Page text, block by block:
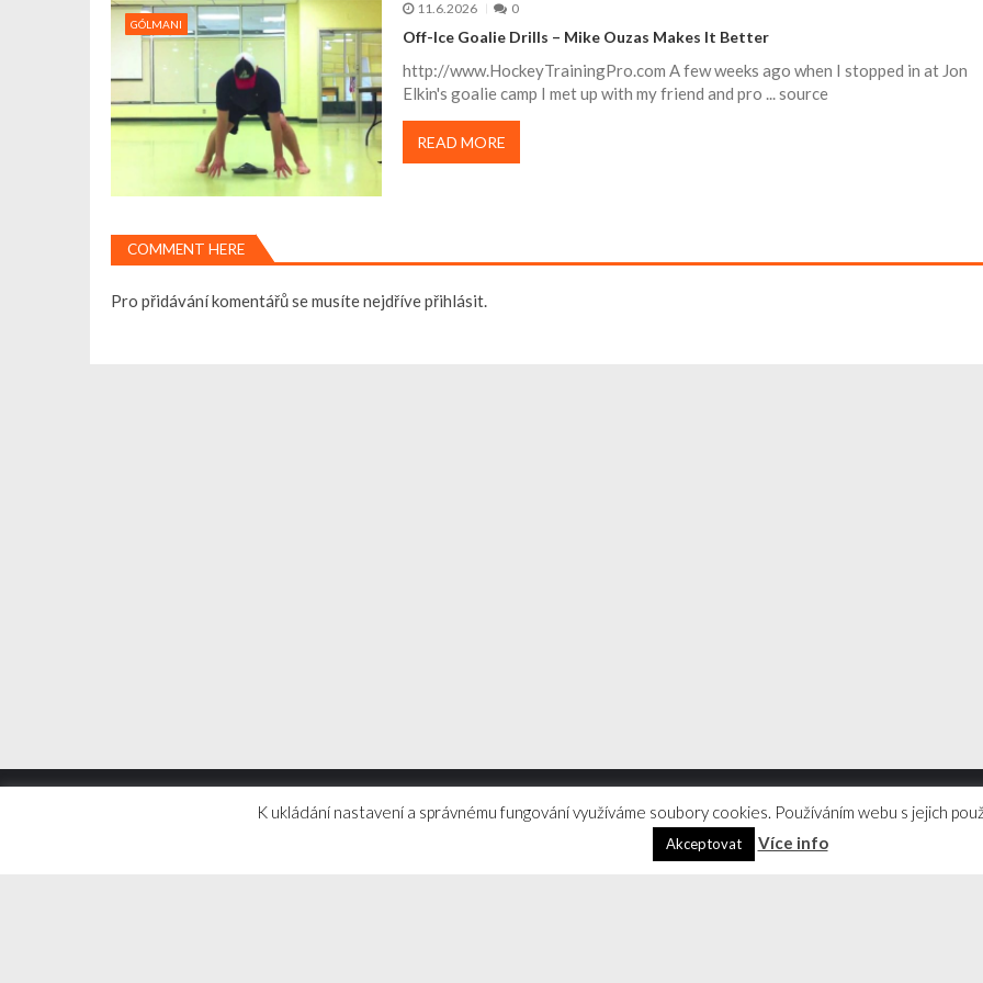
s
ě
GÓLMANI
11.6.2026 0
Off-Ice Goalie Drills – Mike Ouzas Makes It Better
http://www.HockeyTrainingPro.com A few weeks ago when I stopped in at Jon
Elkin's goalie camp I met up with my friend and pro ... source
READ MORE
COMMENT HERE
Pro přidávání komentářů se musíte nejdřívepřihlásit.
K ukládání nastavení a správnému fungování využíváme soubory cookies. Používáním webu s jejich
Akceptovat Více info